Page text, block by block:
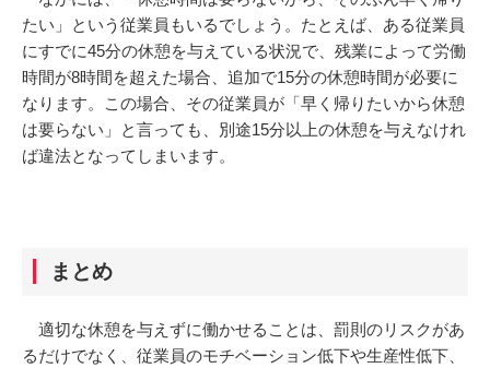
たい」という従業員もいるでしょう。たとえば、ある従業員
にすでに45分の休憩を与えている状況で、残業によって労働
時間が8時間を超えた場合、追加で15分の休憩時間が必要に
なります。この場合、その従業員が「早く帰りたいから休憩
は要らない」と言っても、別途15分以上の休憩を与えなけれ
ば違法となってしまいます。
まとめ
適切な休憩を与えずに働かせることは、罰則のリスクがあ
るだけでなく、従業員のモチベーション低下や生産性低下、